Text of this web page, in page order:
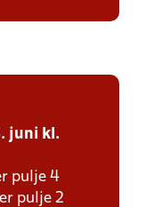
juni kl.
pulje 4
pulje 2